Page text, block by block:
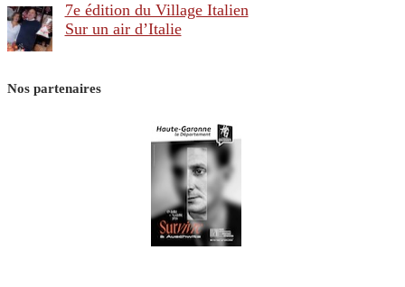
7e édition du Village Italien
Sur un air d’Italie
Nos partenaires